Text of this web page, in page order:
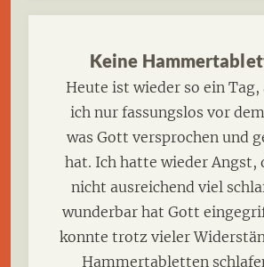
Keine
Heute ist wieder so ein Tag,
ich nur fassungslos vor
was Gott versprochen und
hat. Ich hatte wieder Angst,
nicht ausreichend viel
wunderbar hat Gott
konnte trotz vieler
Hammertabletten